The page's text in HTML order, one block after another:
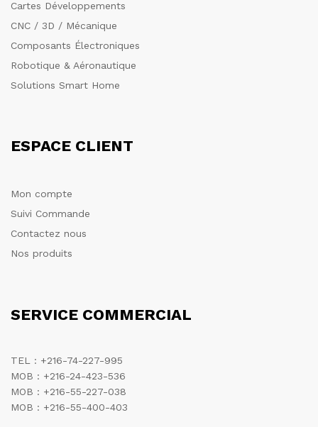
Cartes Développements
CNC / 3D / Mécanique
Composants Électroniques
Robotique & Aéronautique
Solutions Smart Home
ESPACE CLIENT
Mon compte
Suivi Commande
Contactez nous
Nos produits
SERVICE COMMERCIAL
TEL : +216-74-227-995
MOB : +216-24-423-536
MOB : +216-55-227-038
MOB : +216-55-400-403